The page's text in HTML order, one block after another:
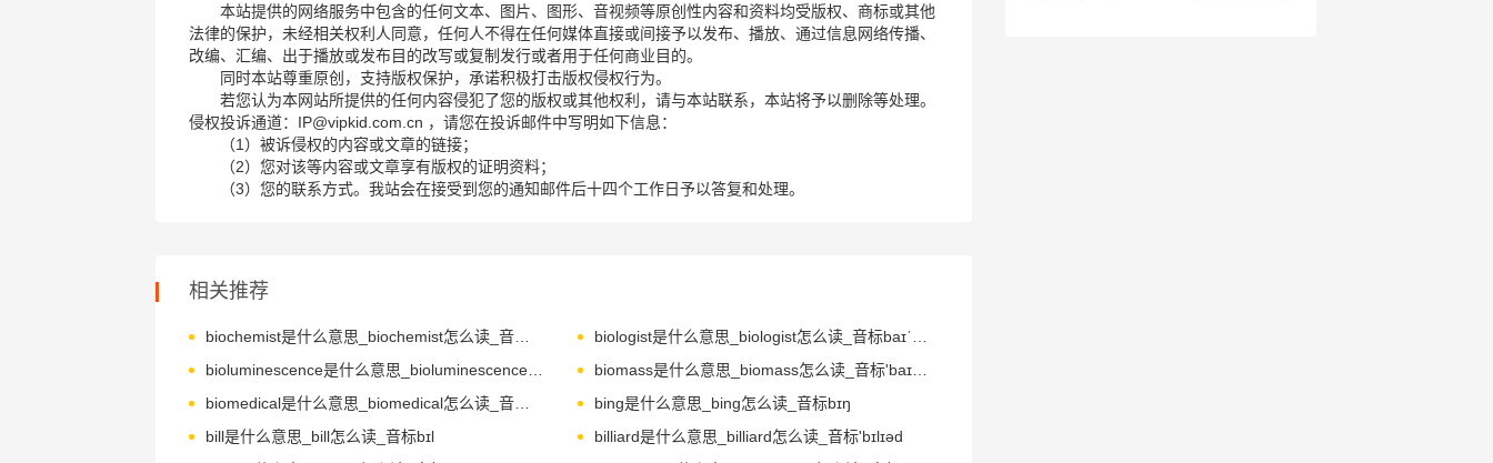
本站提供的网络服务中包含的任何文本、图片、图形、音视频等原创性内容和资料均受版权、商标或其他
法律的保护，未经相关权利人同意，任何人不得在任何媒体直接或间接予以发布、播放、通过信息网络传播、
改编、汇编、出于播放或发布目的改写或复制发行或者用于任何商业目的。
同时本站尊重原创，支持版权保护，承诺积极打击版权侵权行为。
若您认为本网站所提供的任何内容侵犯了您的版权或其他权利，请与本站联系，本站将予以删除等处理。
侵权投诉通道：IP@vipkid.com.cn ，请您在投诉邮件中写明如下信息：
（1）被诉侵权的内容或文章的链接；
（2）您对该等内容或文章享有版权的证明资料；
（3）您的联系方式。我站会在接受到您的通知邮件后十四个工作日予以答复和处理。
相关推荐
biochemist是什么意思_biochemist怎么读_音标ˌbaɪəʊˈkemɪst
bioluminescence是什么意思_bioluminescence怎么读_音标ˌbaɪəʊlu-mɪˈnesns
biomass是什么意思_biomass怎么读_音标'baɪəʊmæs
biomedical是什么意思_biomedical怎么读_音标,baiәu'medikәl
bing是什么意思_bing怎么读_音标bɪŋ
bill是什么意思_bill怎么读_音标bɪl
billiard是什么意思_billiard怎么读_音标'bɪlɪəd